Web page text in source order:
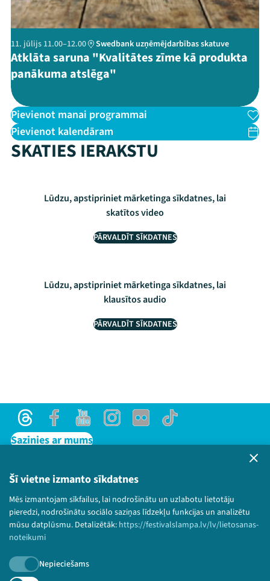
Šī vietne izmanto sīkdatnes
Mēs izmantojam sīkfailus, lai nodrošinātu un uzlabotu lietotāju
pieredzi, nodrošinātu sociālo saziņas līdzekļu funkcijas un analizētu
mūsu datplūsmu. Detalizētāk: https://festivalslampa.lv/lv/lietosanas-
noteikumi
Nepieciešams
11. jūlijs 11.00–12.00 Swedbank uzņēmējdarbības skatuve
Atklāta saruna "Kvalitātes zīme kā produkta
panākuma atslēga"
Pievienot manai programmai
Pievienot kalendāram
SKATIES IERAKSTU
Lūdzu, apstipriniet mārketinga sīkdatnes, lai
skatītos video
PĀRVALDĪT SĪKDATNES
Lūdzu, apstipriniet mārketinga sīkdatnes, lai
klausītos audio
PĀRVALDĪT SĪKDATNES
ThreadsFacebookYoutubeInstagram
Flick TikTok
Sazinies ar mums
Lietošanas noteikumi un sīkdatņu politika
Bērnu aizsardzības politika
© 2026 Sarunu festivāls LAMPA Visas tiesības
paturētas.